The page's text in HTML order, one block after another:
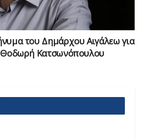
του Δημάρχου Αιγάλεω για
Θοδωρή Κατσωνόπουλου